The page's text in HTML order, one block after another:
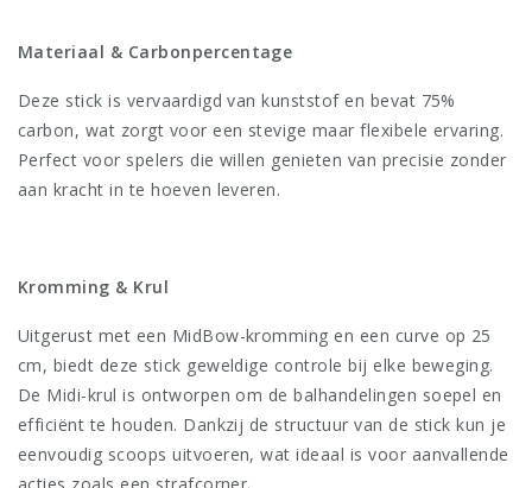
Materiaal & Carbonpercentage
Deze stick is vervaardigd van kunststof en bevat 75%
carbon, wat zorgt voor een stevige maar flexibele ervaring.
Perfect voor spelers die willen genieten van precisie zonder
aan kracht in te hoeven leveren.
Kromming & Krul
Uitgerust met een MidBow-kromming en een curve op 25
cm, biedt deze stick geweldige controle bij elke beweging.
De Midi-krul is ontworpen om de balhandelingen soepel en
efficiënt te houden. Dankzij de structuur van de stick kun je
eenvoudig scoops uitvoeren, wat ideaal is voor aanvallende